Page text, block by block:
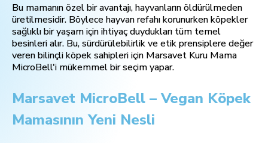
Bu mamanın özel bir avantajı, hayvanların öldürülmeden
üretilmesidir. Böylece hayvan refahı korunurken köpekler
sağlıklı bir yaşam için ihtiyaç duydukları tüm temel
besinleri alır. Bu, sürdürülebilirlik ve etik prensiplere değer
veren bilinçli köpek sahipleri için Marsavet Kuru Mama
MicroBell'i mükemmel bir seçim yapar.
Marsavet MicroBell – Vegan Köpek
Mamasının Yeni Nesli